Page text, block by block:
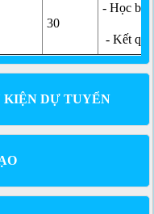
30
- Học bạ
- Kết
DỰ TUYỂN